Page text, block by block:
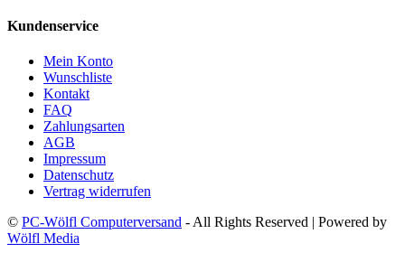
Kundenservice
Mein Konto
Wunschliste
Kontakt
FAQ
Zahlungsarten
AGB
Impressum
Datenschutz
Vertrag widerrufen
© PC-Wölfl Computerversand - All Rights Reserved | Powered by
Wölfl Media